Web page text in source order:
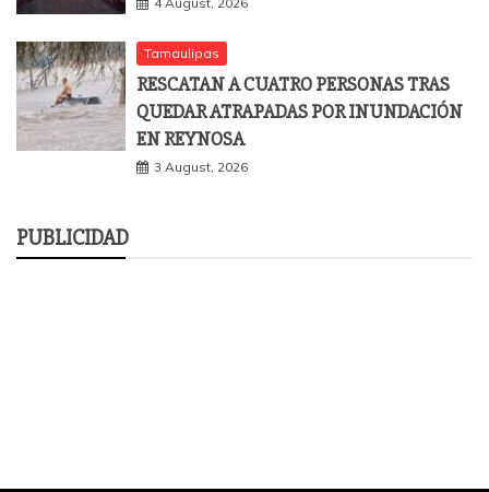
Tamaulipas
RESCATAN A CUATRO PERSONAS TRAS
QUEDAR ATRAPADAS POR INUNDACIÓN
EN REYNOSA
3 August, 2026
PUBLICIDAD